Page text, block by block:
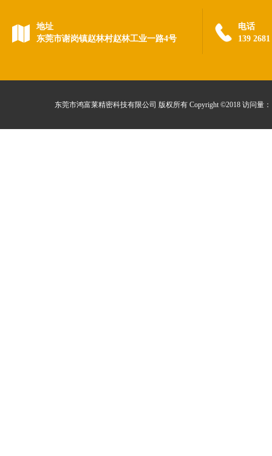
地址
东莞市谢岗镇赵林村赵林工业一路4号
电话
139
东莞市鸿富莱精密科技有限公司 版权所有 Copyright ©2018 访问量：